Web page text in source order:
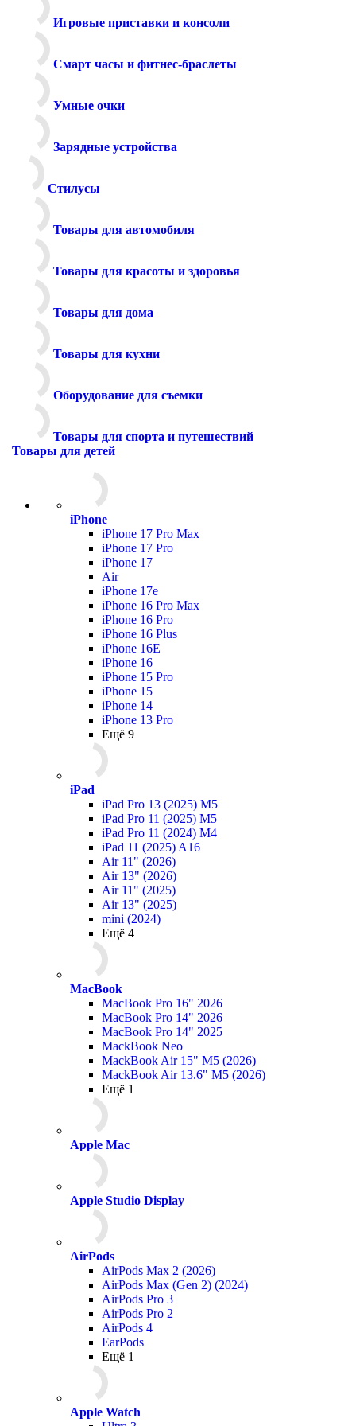
Игровые приставки и консоли
Смарт часы и фитнес-браслеты
Умные очки
Зарядные устройства
Стилусы
Товары для автомобиля
Товары для красоты и здоровья
Товары для дома
Товары для кухни
Оборудование для съемки
Товары для спорта и путешествий
Товары для детей
iPhone
iPhone 17 Pro Max
iPhone 17 Pro
iPhone 17
Air
iPhone 17e
iPhone 16 Pro Max
iPhone 16 Pro
iPhone 16 Plus
iPhone 16E
iPhone 16
iPhone 15 Pro
iPhone 15
iPhone 14
iPhone 13 Pro
Ещё 9
iPad
iPad Pro 13 (2025) M5
iPad Pro 11 (2025) M5
iPad Pro 11 (2024) M4
iPad 11 (2025) A16
Air 11" (2026)
Air 13" (2026)
Air 11" (2025)
Air 13" (2025)
mini (2024)
Ещё 4
MacBook
MacBook Pro 16" 2026
MacBook Pro 14" 2026
MacBook Pro 14" 2025
MackBook Neo
MackBook Air 15" M5 (2026)
MackBook Air 13.6" M5 (2026)
Ещё 1
Apple Mac
Apple Studio Display
AirPods
AirPods Max 2 (2026)
AirPods Max (Gen 2) (2024)
AirPods Pro 3
AirPods Pro 2
AirPods 4
EarPods
Ещё 1
Apple Watch